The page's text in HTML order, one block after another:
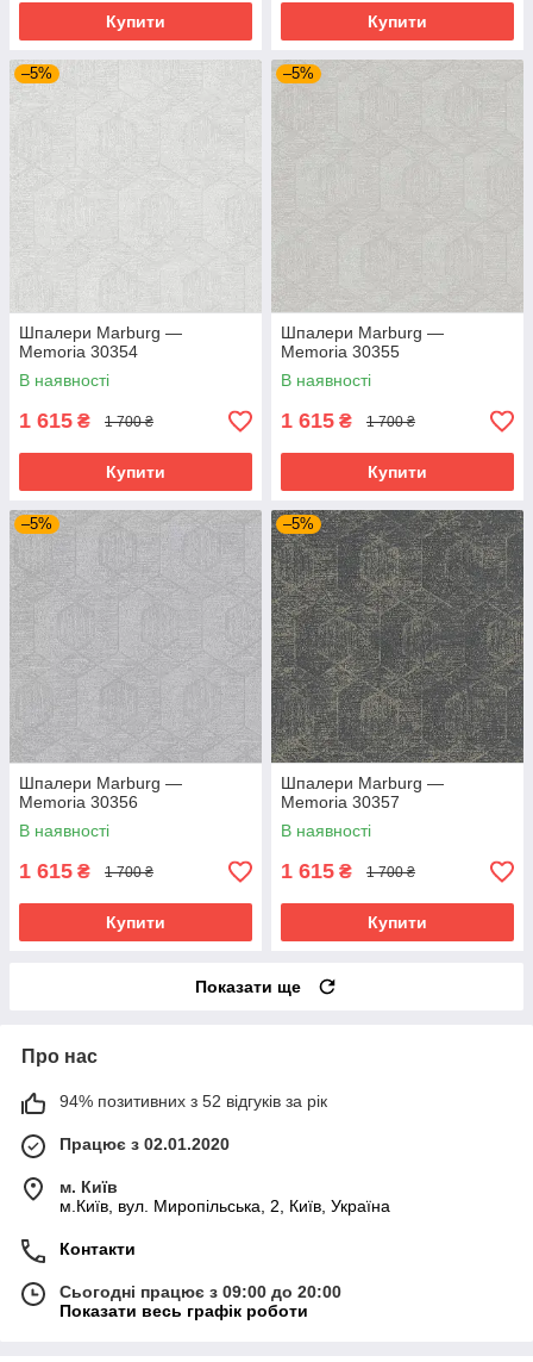
Купити Купити
–5%
Шпалери Marburg —
Memoria 30354
В наявності
1 615 ₴ 1 700 ₴
Купити
–5%
Шпалери Marburg —
Memoria 30355
В наявності
1 615 ₴ 1 700 ₴
Купити
–5%
Шпалери Marburg —
Memoria 30356
В наявності
1 615 ₴ 1 700 ₴
Купити
–5%
Шпалери Marburg —
Memoria 30357
В наявності
1 615 ₴ 1 700 ₴
Купити
Показати ще
Про нас
94% позитивних з 52 відгуків за рік
Працює з 02.01.2020
м. Київ
м.Київ, вул. Миропільська, 2, Київ, Україна
Контакти
Сьогодні працює з 09:00 до 20:00
Показати весь графік роботи